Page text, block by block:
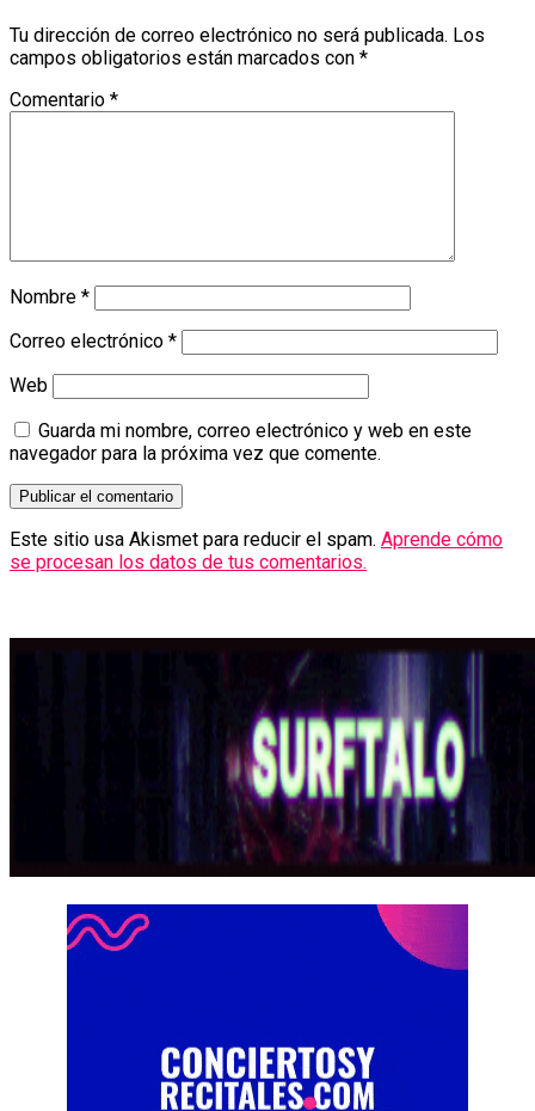
Tu dirección de correo electrónico no será publicada. Los
campos obligatorios están marcados con *
Comentario *
Nombre *
Correo electrónico *
Web
Guarda mi nombre, correo electrónico y web en este
navegador para la próxima vez que comente.
Este sitio usa Akismet para reducir el spam. Aprende cómo
se procesan los datos de tus comentarios.